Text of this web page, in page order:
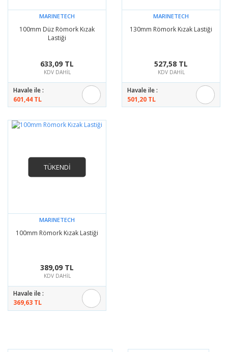
MARINETECH
100mm Düz Römork Kızak
Lastiği
633,09 TL
KDV DAHİL
Havale ile :
601,44 TL
MARINETECH
130mm Römork Kızak Lastiği
527,58 TL
KDV DAHİL
Havale ile :
501,20 TL
TÜKENDİ
MARINETECH
100mm Römork Kızak Lastiği
389,09 TL
KDV DAHİL
Havale ile :
369,63 TL